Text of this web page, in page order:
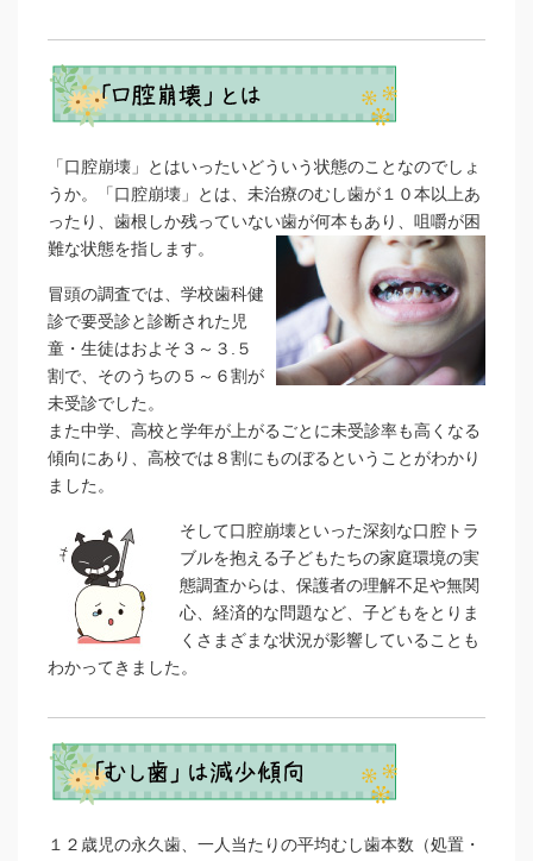
「口腔崩壊」とはいったいどういう状態のことなのでしょ
うか。「口腔崩壊」とは、未治療のむし歯が１０本以上あ
ったり、歯根しか残っていない歯が何本もあり、咀嚼が困
難な状態を指します。
冒頭の調査では、学校歯科健
診で要受診と診断された児
童・生徒はおよそ３～３.５
割で、そのうちの５～６割が
未受診でした。
また中学、高校と学年が上がるごとに未受診率も高くなる
傾向にあり、高校では８割にものぼるということがわかり
ました。
そして口腔崩壊といった深刻な口腔トラ
ブルを抱える子どもたちの家庭環境の実
態調査からは、保護者の理解不足や無関
心、経済的な問題など、子どもをとりま
くさまざまな状況が影響していることも
わかってきました。
１２歳児の永久歯、一人当たりの平均むし歯本数（処置・